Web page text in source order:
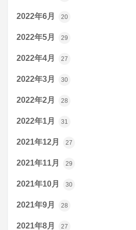
2022年6月 20
2022年5月 29
2022年4月 27
2022年3月 30
2022年2月 28
2022年1月 31
2021年12月 27
2021年11月 29
2021年10月 30
2021年9月 28
2021年8月 27